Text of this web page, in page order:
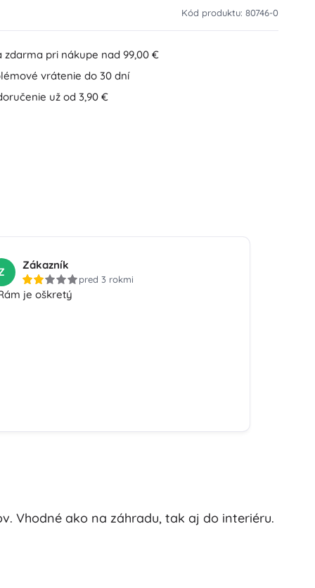
Kód produktu: 80746-0
zdarma pri nákupe nad 99,00 €
vrátenie do 30 dní
už od 3,90 €
Zákazník
pred 3 rokmi
je oškretý
Vhodné ako na záhradu, tak aj do interiéru.